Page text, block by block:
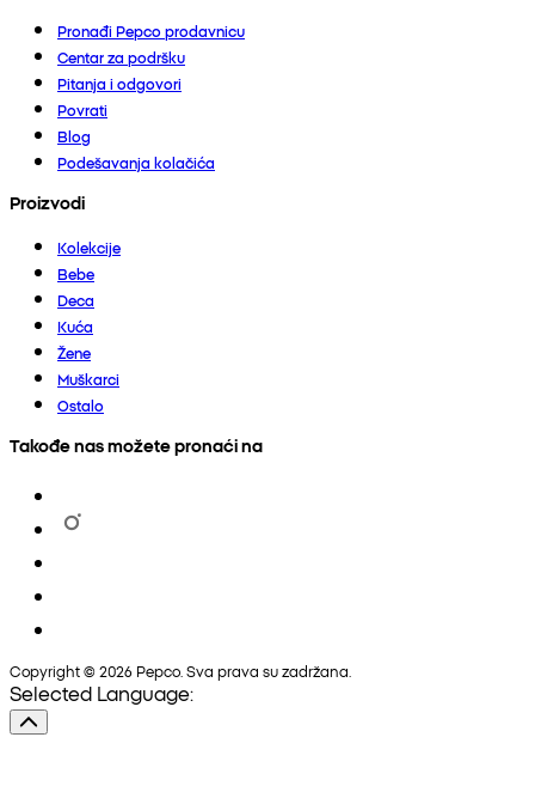
Pronađi Pepco prodavnicu
Centar za podršku
Pitanja i odgovori
Povrati
Blog
Podešavanja kolačića
Proizvodi
Kolekcije
Bebe
Deca
Kuća
Žene
Muškarci
Ostalo
Takođe nas možete pronaći na
Copyright © 2026 Pepco. Sva prava su zadržana.
Selected Language: